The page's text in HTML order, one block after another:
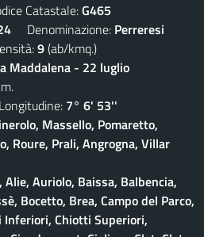
Catastale:G465
Denominazione: Perreresi
9(ab/kmq.)
Maddalena - 22 luglio
7° 6' 53''
Massello, Pomaretto,
Roure, Prali, Angrogna, Villar
Alie, Auriolo, Baissa, Balbencia,
Bocetto, Brea, Campo del Parco,
Inferiori, Chiotti Superiori,